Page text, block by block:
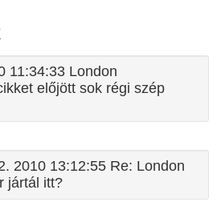
11:34:33 London
előjött sok régi szép
2010 13:12:55 Re: London
jártál itt?